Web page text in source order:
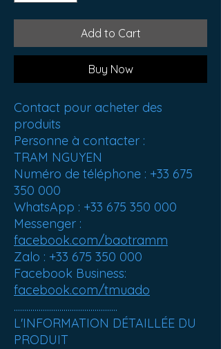
Add to Cart
Buy Now
Contact pour acheter des
produits
Personne à contacter :
TRAM NGUYEN
Numéro de téléphone : +33 675
350 000
WhatsApp : +33 675 350 000
Messenger :
facebook.com/baotramm
Zalo : +33 675 350 000
Facebook Business:
facebook.com/tmuado
..................................................
L'INFORMATION DÉTAILLÉE DU
PRODUIT